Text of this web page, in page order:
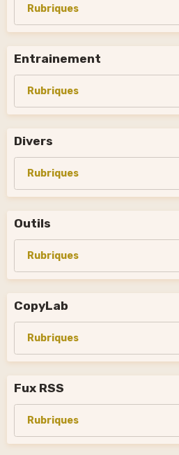
Entrainement
Divers
Outils
CopyLab
Fux RSS